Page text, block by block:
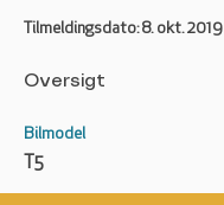
Tilmeldingsdato: 8. okt. 2019
Oversigt
Bilmodel
T5